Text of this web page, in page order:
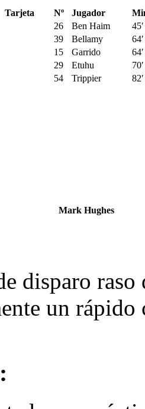
Tarjeta Nº Jugador
26 Ben Haim
45′
39 Bellamy
64′
15 Garrido
64′
29 Etuhu
70′
54 Trippier
82′
Mark Hughes
disparo
un